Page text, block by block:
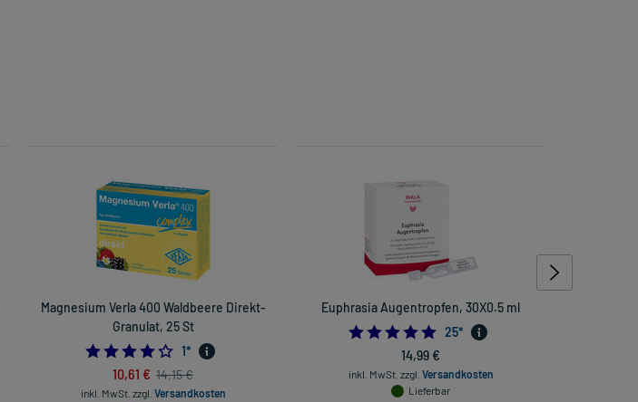
Magnesium Verla 400 Waldbeere Direkt-
Granulat, 25 St
4.0
1*
10,61 € 14,15 €
inkl. MwSt. zzgl. Versandkosten
Euphrasia Augentropfen, 30X0.5 ml
4.96
25*
14,99 €
inkl. MwSt. zzgl. Versandkosten
Lieferbar